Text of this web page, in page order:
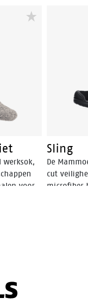
werksok,
voor
Sling
De
cut
microfiber